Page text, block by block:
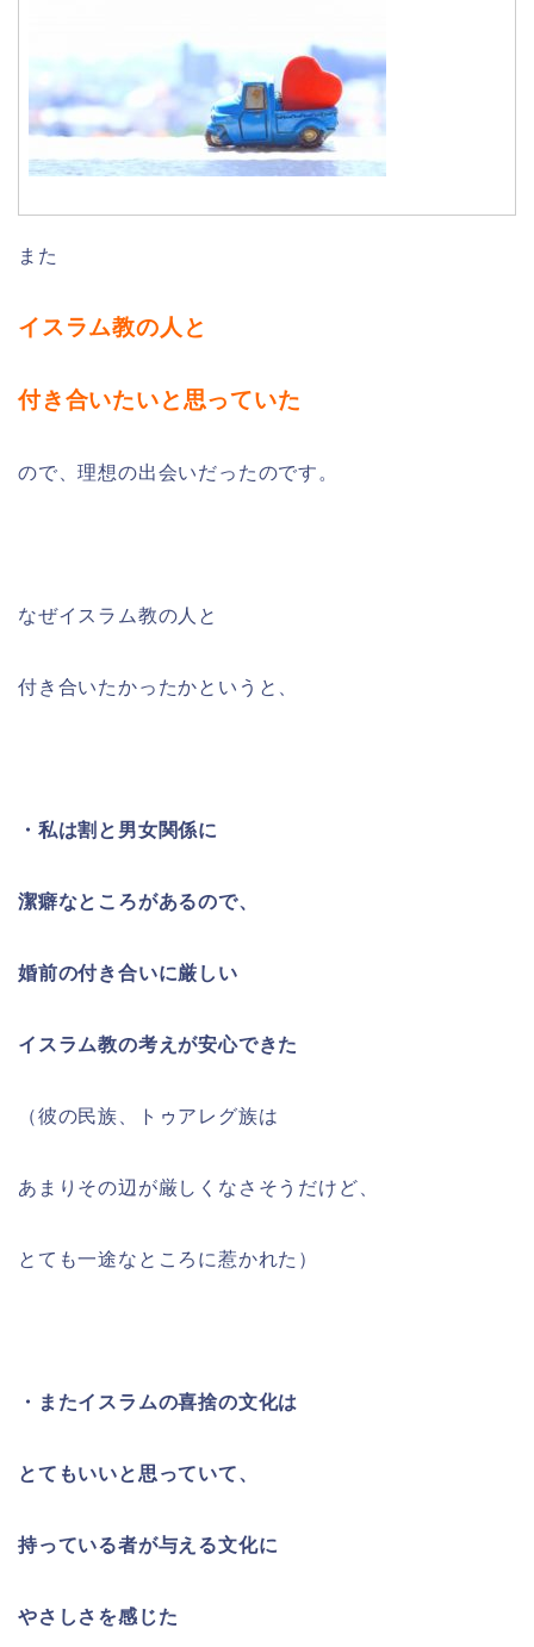
また
イスラム教の人と
付き合いたいと思っていた
ので、理想の出会いだったのです。
なぜイスラム教の人と
付き合いたかったかというと、
・私は割と男女関係に
潔癖なところがあるので、
婚前の付き合いに厳しい
イスラム教の考えが安心できた
（彼の民族、トゥアレグ族は
あまりその辺が厳しくなさそうだけど、
とても一途なところに惹かれた）
・またイスラムの喜捨の文化は
とてもいいと思っていて、
持っている者が与える文化に
やさしさを感じた